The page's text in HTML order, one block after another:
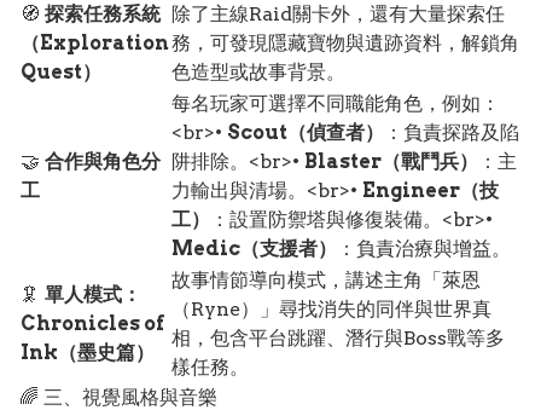
🧭 探索任務系統
（Exploration
Quest）
除了主線Raid關卡外，還有大量探索任
務，可發現隱藏寶物與遺跡資料，解鎖角
色造型或故事背景。
🤝 合作與角色分
工
每名玩家可選擇不同職能角色，例如：
<br>• Scout（偵查者）
：負責探路及陷
阱排除。<br>• Blaster（戰鬥兵）
：主
力輸出與清場。<br>• Engineer（技
工）
：設置防禦塔與修復裝備。<br>•
Medic（支援者）
：負責治療與增益。
🦑 單人模式：
Chronicles of
Ink（墨史篇）
故事情節導向模式，講述主角「萊恩
（Ryne）」尋找消失的同伴與世界真
相，包含平台跳躍、潛行與Boss戰等多
樣任務。
🌈 三、視覺風格與音樂